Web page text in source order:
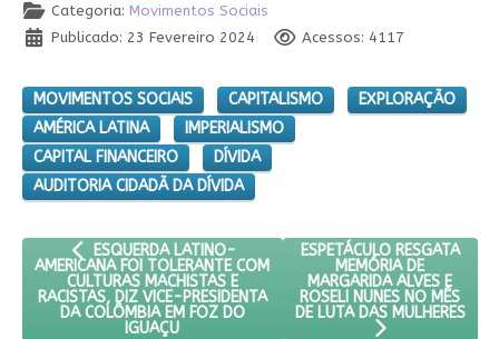
Categoria: Movimentos Sociais
Publicado: 23 Fevereiro 2024
Acessos: 4117
MOVIMENTOS SOCIAIS CAPITALISMO
EXPLORAÇÃO
AMÉRICA LATINA
IMPERIALISMO
CAPITAL FINANCEIRO
DÍVIDA
AUDITORIA CIDADÃ DA DÍVIDA
ARTIGO ANTERIOR: ESQUERDA LATINO-AMERICANA FOI
ESQUERDA LATINO-
AMERICANA FOI TOLERANTE COM
CULTURAS MACHISTAS E
RACISTAS, DIZ VICE-PRESIDENTA
DA COLÔMBIA EM FOZ DO
IGUAÇU
PRÓXIMO ARTIGO:
ESPETÁCULO RESGATA
MEMÓRIA DE
MARGARIDA ALVES E
ROSELI NUNES NO MÊS
DE LUTA DAS MULHERES